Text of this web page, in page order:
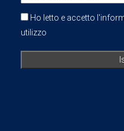
Ho letto e accetto
utilizzo